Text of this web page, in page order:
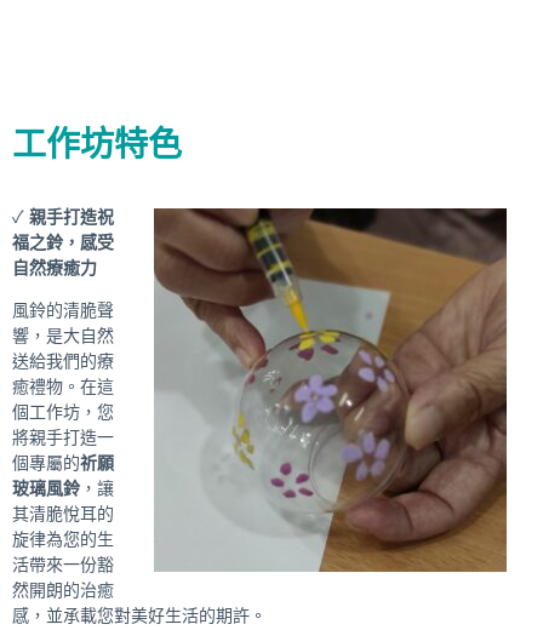
工作坊特色
✓ 親手打造祝
福之鈴，感受
自然療癒力
風鈴的清脆聲
響，是大自然
送給我們的療
癒禮物。在這
個工作坊，您
將親手打造一
個專屬的祈願
玻璃風鈴 ，讓
其清脆悅耳的
旋律為您的生
活帶來一份豁
然開朗的治癒
感，並承載您對美好生活的期許。